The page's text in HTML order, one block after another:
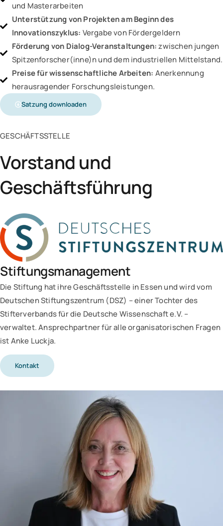
und Masterarbeiten
Unterstützung von Projekten am Beginn des
Innovationszyklus: Vergabe von Fördergeldern
Förderung von Dialog-Veranstaltungen:zwischen jungen
Spitzenforscher(inne)n und dem industriellen Mittelstand.
Preise für wissenschaftliche Arbeiten: Anerkennung
herausragender Forschungsleistungen.
Satzung downloaden
GESCHÄFTSSTELLE
Vorstand und
Geschäftsführung
Stiftungsmanagement
Die Stiftung hat ihre Geschäftsstelle in Essen und wird vom
Deutschen Stiftungszentrum (DSZ) – einer Tochter des
Stifterverbands für die Deutsche Wissenschaft e.V. –
verwaltet. Ansprechpartner für alle organisatorischen Fragen
ist Anke Luckja.
Kontakt